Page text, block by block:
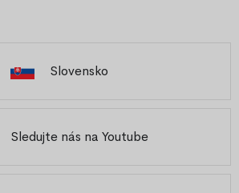
Slovensko
Sledujte nás na Youtube